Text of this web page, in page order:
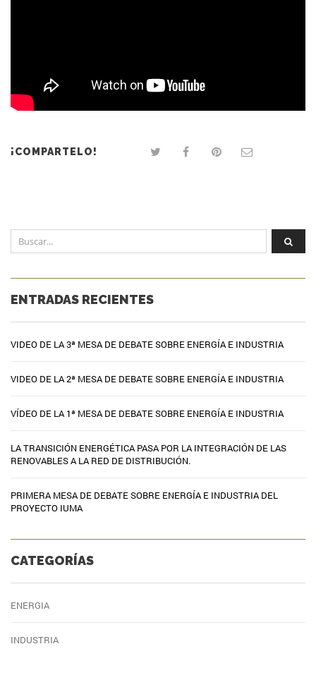
¡COMPARTELO!
ENTRADAS RECIENTES
VIDEO DE LA 3ª MESA DE DEBATE SOBRE ENERGÍA E INDUSTRIA
VIDEO DE LA 2ª MESA DE DEBATE SOBRE ENERGÍA E INDUSTRIA
VÍDEO DE LA 1ª MESA DE DEBATE SOBRE ENERGÍA E INDUSTRIA
LA TRANSICIÓN ENERGÉTICA PASA POR LA INTEGRACIÓN DE LAS
RENOVABLES A LA RED DE DISTRIBUCIÓN.
PRIMERA MESA DE DEBATE SOBRE ENERGÍA E INDUSTRIA DEL
PROYECTO IUMA
CATEGORÍAS
ENERGIA
INDUSTRIA